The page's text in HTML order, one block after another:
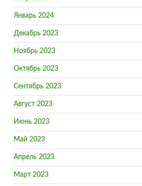
Январь 2024
Декабрь 2023
Ноябрь 2023
Октябрь 2023
Сентябрь 2023
Август 2023
Июнь 2023
Май 2023
Апрель 2023
Март 2023